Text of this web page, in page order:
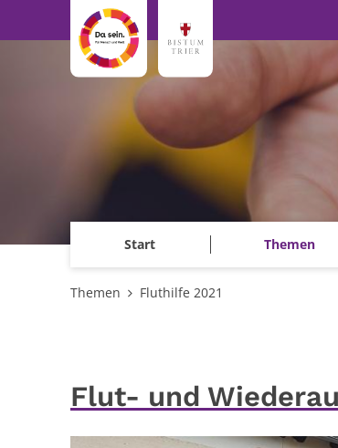
Zum Inhalt springen
Start Themen
Themen Fluthilfe 2021
Flut- und